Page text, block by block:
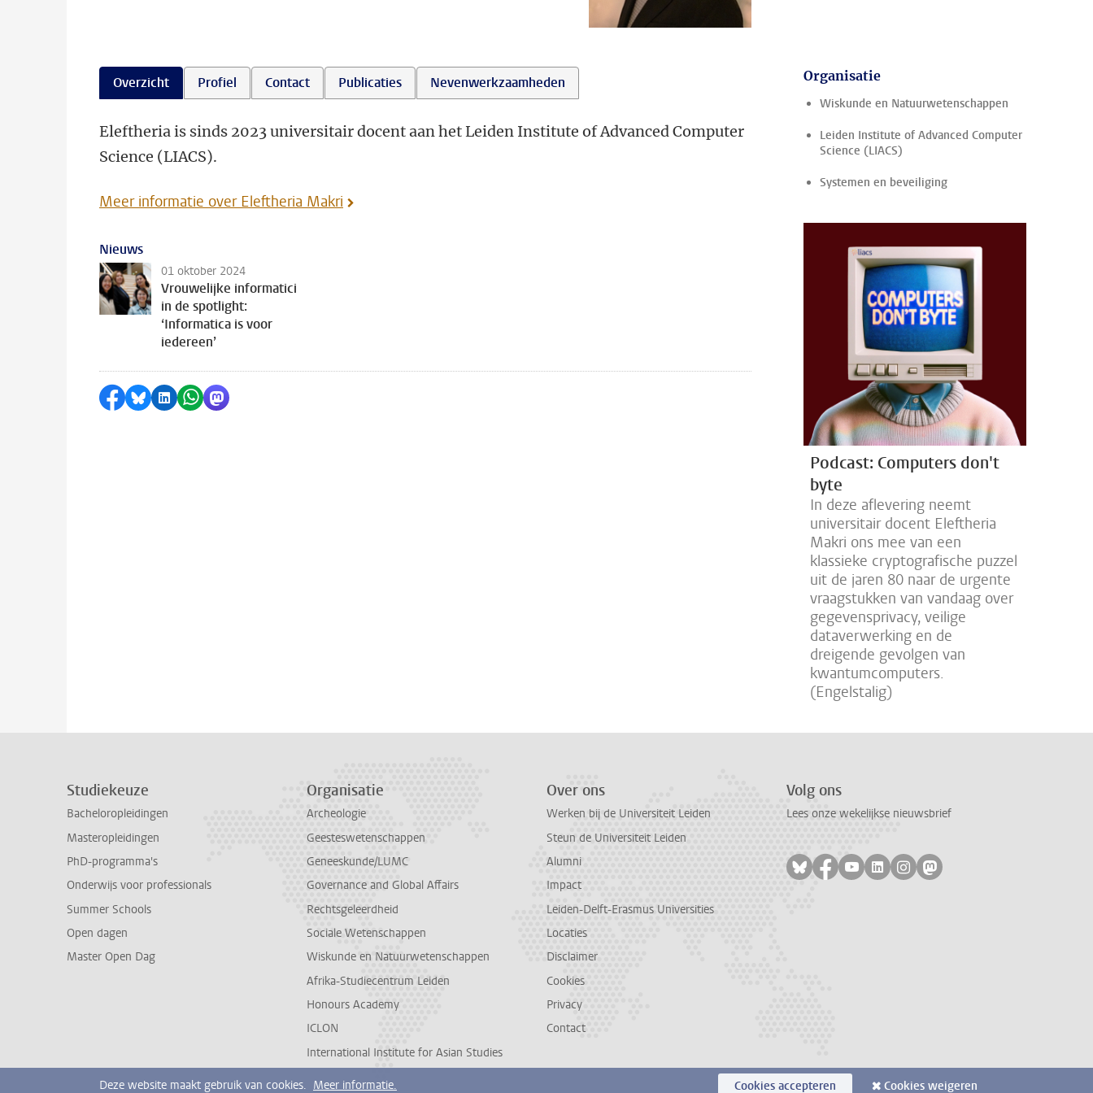
Overzicht Profiel Contact Publicaties Nevenwerkzaamheden
Eleftheria is sinds 2023 universitair docent aan het Leiden Institute of Advanced Computer
Science (LIACS).
Meer informatie over Eleftheria Makri
Nieuws
01 oktober 2024
Vrouwelijke informatici
in de spotlight:
‘Informatica is voor
iedereen’
Delen op Facebook
Delen via Bluesky
Delen op LinkedIn
Delen via WhatsApp
Delen via Mastodon
Organisatie
Wiskunde en Natuurwetenschappen
Leiden Institute of Advanced Computer
Science (LIACS)
Systemen en beveiliging
Podcast: Computers don't
byte
In deze aflevering neemt
universitair docent Eleftheria
Makri ons mee van een
klassieke cryptografische puzzel
uit de jaren 80 naar de urgente
vraagstukken van vandaag over
gegevensprivacy, veilige
dataverwerking en de
dreigende gevolgen van
kwantumcomputers.
(Engelstalig)
Studiekeuze
Bacheloropleidingen
Masteropleidingen
PhD-programma's
Onderwijs voor professionals
Summer Schools
Open dagen
Master Open Dag
Organisatie
Archeologie
Geesteswetenschappen
Geneeskunde/LUMC
Governance and Global Affairs
Rechtsgeleerdheid
Sociale Wetenschappen
Wiskunde en Natuurwetenschappen
Afrika-Studiecentrum Leiden
Honours Academy
ICLON
International Institute for Asian Studies
Over ons
Werken bij de Universiteit Leiden
Steun de Universiteit Leiden
Alumni
Impact
Leiden-Delft-Erasmus Universities
Locaties
Disclaimer
Cookies
Privacy
Contact
Volg ons
Lees onze wekelijkse nieuwsbrief
Volg ons op bluesky
Volg ons op facebook
Volg ons op youtube
Volg ons op linkedin
Volg ons op instagram
Volg ons op mastodon
Deze website maakt gebruik van cookies. Meer informatie. Cookies accepteren Cookies weigeren